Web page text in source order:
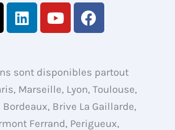
L
i
e
d
i
n
Y
o
u
b
e
F
a
b
o
o
k
sont disponibles partout
Marseille, Lyon, Toulouse,
Brive La Gaillarde,
Ferrand, Perigueux,